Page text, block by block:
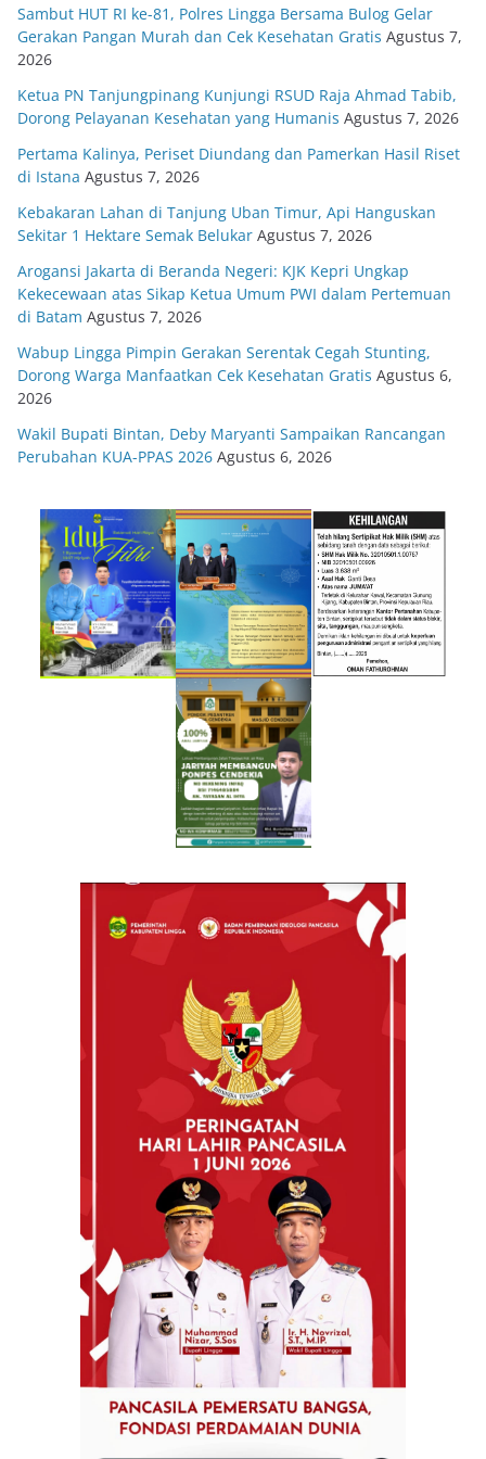
Sambut HUT RI ke-81, Polres Lingga Bersama Bulog Gelar
Gerakan Pangan Murah dan Cek Kesehatan Gratis Agustus 7,
2026
Ketua PN Tanjungpinang Kunjungi RSUD Raja Ahmad Tabib,
Dorong Pelayanan Kesehatan yang Humanis Agustus 7, 2026
Pertama Kalinya, Periset Diundang dan Pamerkan Hasil Riset
di Istana Agustus 7, 2026
Kebakaran Lahan di Tanjung Uban Timur, Api Hanguskan
Sekitar 1 Hektare Semak Belukar Agustus 7, 2026
Arogansi Jakarta di Beranda Negeri: KJK Kepri Ungkap
Kekecewaan atas Sikap Ketua Umum PWI dalam Pertemuan
di Batam Agustus 7, 2026
Wabup Lingga Pimpin Gerakan Serentak Cegah Stunting,
Dorong Warga Manfaatkan Cek Kesehatan Gratis Agustus 6,
2026
Wakil Bupati Bintan, Deby Maryanti Sampaikan Rancangan
Perubahan KUA-PPAS 2026 Agustus 6, 2026